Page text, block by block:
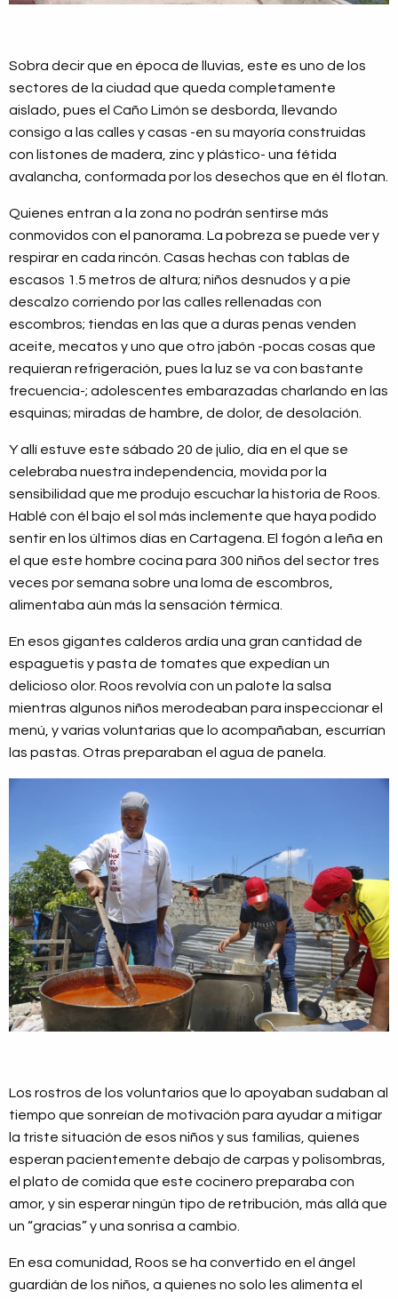
Sobra decir que en época de lluvias, este es uno de los
sectores de la ciudad que queda completamente
aislado, pues el Caño Limón se desborda, llevando
consigo a las calles y casas -en su mayoría construidas
con listones de madera, zinc y plástico- una fétida
avalancha, conformada por los desechos que en él flotan.
Quienes entran a la zona no podrán sentirse más
conmovidos con el panorama. La pobreza se puede ver y
respirar en cada rincón. Casas hechas con tablas de
escasos 1.5 metros de altura; niños desnudos y a pie
descalzo corriendo por las calles rellenadas con
escombros; tiendas en las que a duras penas venden
aceite, mecatos y uno que otro jabón -pocas cosas que
requieran refrigeración, pues la luz se va con bastante
frecuencia-; adolescentes embarazadas charlando en las
esquinas; miradas de hambre, de dolor, de desolación.
Y allí estuve este sábado 20 de julio, día en el que se
celebraba nuestra independencia, movida por la
sensibilidad que me produjo escuchar la historia de Roos.
Hablé con él bajo el sol más inclemente que haya podido
sentir en los últimos días en Cartagena. El fogón a leña en
el que este hombre cocina para 300 niños del sector tres
veces por semana sobre una loma de escombros,
alimentaba aún más la sensación térmica.
En esos gigantes calderos ardía una gran cantidad de
espaguetis y pasta de tomates que expedían un
delicioso olor. Roos revolvía con un palote la salsa
mientras algunos niños merodeaban para inspeccionar el
menú, y varias voluntarias que lo acompañaban, escurrían
las pastas. Otras preparaban el agua de panela.
Los rostros de los voluntarios que lo apoyaban sudaban al
tiempo que sonreían de motivación para ayudar a mitigar
la triste situación de esos niños y sus familias, quienes
esperan pacientemente debajo de carpas y polisombras,
el plato de comida que este cocinero preparaba con
amor, y sin esperar ningún tipo de retribución, más allá que
un “gracias” y una sonrisa a cambio.
En esa comunidad, Roos se ha convertido en el ángel
guardián de los niños, a quienes no solo les alimenta el